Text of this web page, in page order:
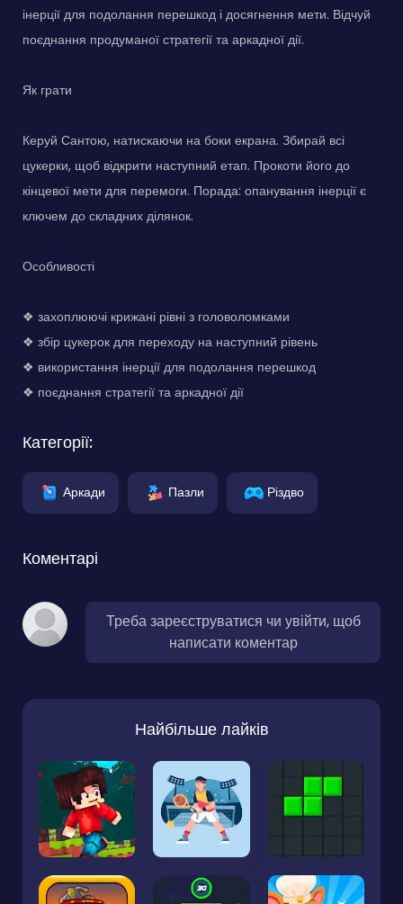
інерції для подолання перешкод і досягнення мети. Відчуй
поєднання продуманої стратегії та аркадної дії.
Як грати
Керуй Сантою, натискаючи на боки екрана. Збирай всі
цукерки, щоб відкрити наступний етап. Прокоти його до
кінцевої мети для перемоги. Порада: опанування інерції є
ключем до складних ділянок.
Особливості
❖ захоплюючі крижані рівні з головоломками
❖ збір цукерок для переходу на наступний рівень
❖ використання інерції для подолання перешкод
❖ поєднання стратегії та аркадної дії
Категорії:
Аркади Пазли Різдво
Коментарі
Треба зареєструватися чи увійти, щоб
написати коментар
Найбільше лайків